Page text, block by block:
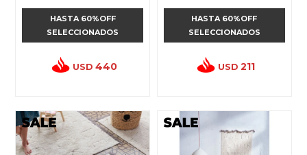
HASTA 60%OFF
SELECCIONADOS
USD 440
HASTA 60%OFF
SELECCIONADOS
USD 211